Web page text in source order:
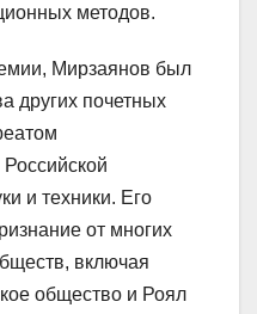
методов.
Мирзаянов был
других почетных
и техники. Его
от многих
включая
общество и Роял